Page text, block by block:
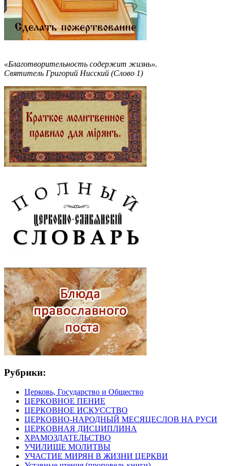
«Благотворительность содержит жизнь».
Святитель Григорий Нисский (Слово 1)
Рубрики:
Церковь, Государство и Общество
ЦЕРКОВНОЕ ПЕНИЕ
ЦЕРКОВНОЕ ИСКУССТВО
ЦЕРКОВНО-НАРОДНЫЙ МЕСЯЦЕСЛОВ НА РУСИ
ЦЕРКОВНАЯ ДИСЦИПЛИНА
ХРАМОЗДАТЕЛЬСТВО
УЧИЛИЩЕ МОЛИТВЫ
УЧАСТИЕ МИРЯН В ЖИЗНИ ЦЕРКВИ